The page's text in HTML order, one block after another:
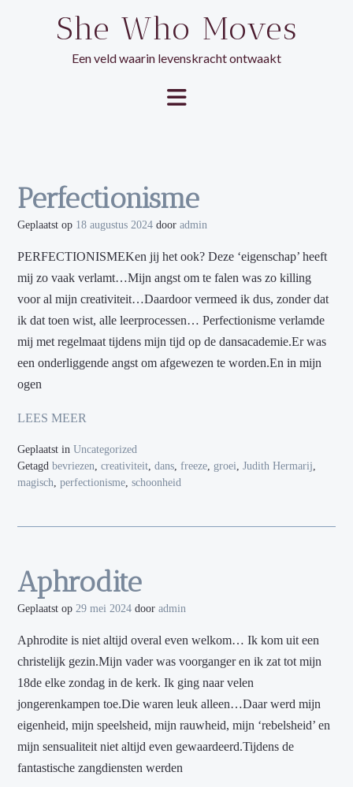
She Who Moves
Een veld waarin levenskracht ontwaakt
Perfectionisme
Geplaatst op 18 augustus 2024 door admin
PERFECTIONISMEKen jij het ook? Deze ‘eigenschap’ heeft
mij zo vaak verlamt…Mijn angst om te falen was zo killing
voor al mijn creativiteit…Daardoor vermeed ik dus, zonder dat
ik dat toen wist, alle leerprocessen… Perfectionisme verlamde
mij met regelmaat tijdens mijn tijd op de dansacademie.Er was
een onderliggende angst om afgewezen te worden.En in mijn
ogen
LEES MEER
Geplaatst in Uncategorized
Getagd bevriezen, creativiteit, dans, freeze, groei, Judith Hermarij,
magisch, perfectionisme, schoonheid
Aphrodite
Geplaatst op 29 mei 2024 door admin
Aphrodite is niet altijd overal even welkom… Ik kom uit een
christelijk gezin.Mijn vader was voorganger en ik zat tot mijn
18de elke zondag in de kerk. Ik ging naar velen
jongerenkampen toe.Die waren leuk alleen…Daar werd mijn
eigenheid, mijn speelsheid, mijn rauwheid, mijn ‘rebelsheid’ en
mijn sensualiteit niet altijd even gewaardeerd.Tijdens de
fantastische zangdiensten werden